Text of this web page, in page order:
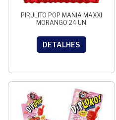
PIRULITO POP MANIA MAXXI
MORANGO 24 UN
DETALHES